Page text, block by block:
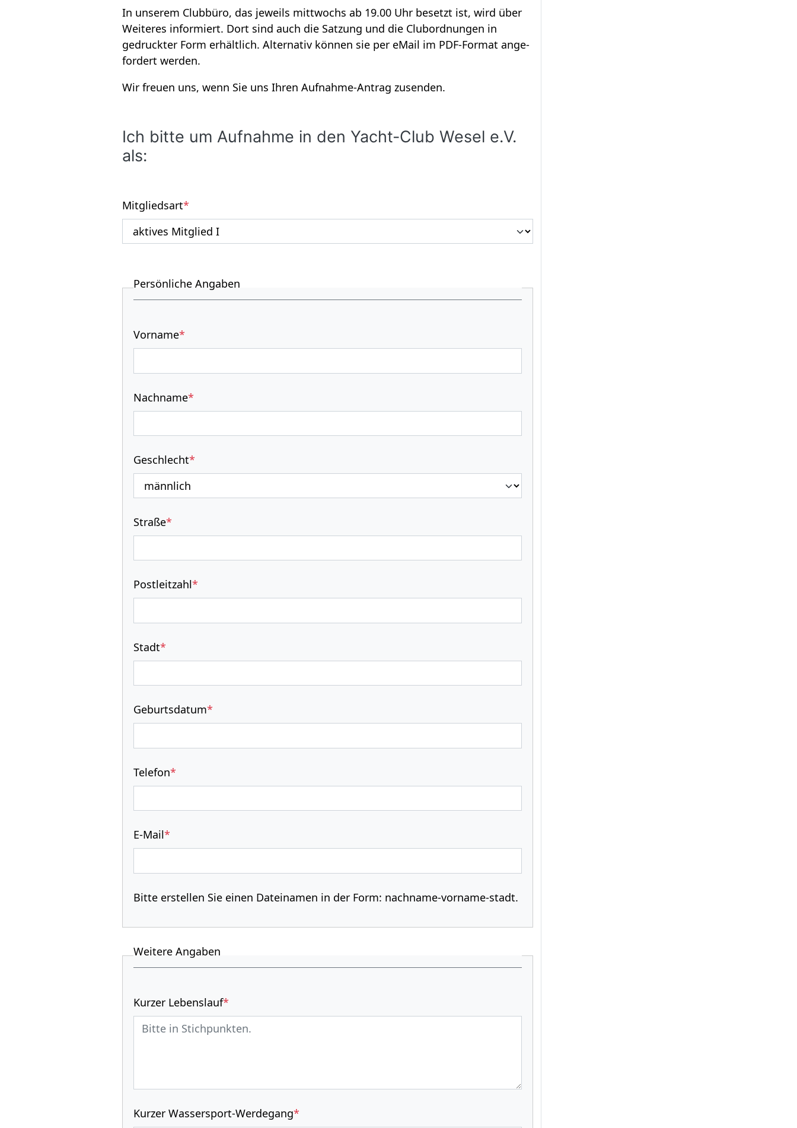
In unse­rem Club­büro, das jeweils mitt­wochs ab 19.00 Uhr besetzt ist, wird über
Wei­te­res infor­miert. Dort sind auch die Sat­zung und die Club­ord­nun­gen in
gedruck­ter Form erhält­lich. Alter­na­tiv kön­nen sie per eMail im PDF-For­mat ange­
for­dert wer­den.
Wir freuen uns, wenn Sie uns Ihren Auf­nahme-Antrag zusen­den.
Ich bitte um Auf­nahme in den Yacht-Club Wesel e.V.
als:
Mitgliedsart*
Persönliche Angaben
Vorname*
Nachname*
Geschlecht*
Straße*
Postleitzahl*
Stadt*
Geburtsdatum*
Telefon*
E-Mail*
Bitte erstel­len Sie einen Datei­na­men in der Form: nach­name-vor­name-stadt.
Weitere Angaben
Kurzer Lebenslauf*
Kurzer Wassersport-Werdegang*